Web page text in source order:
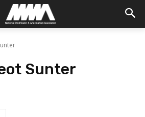
Sunter